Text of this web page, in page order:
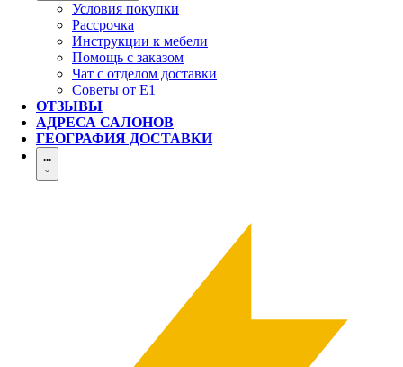
Условия покупки
Рассрочка
Инструкции к мебели
Помощь с заказом
Чат с отделом доставки
Советы от Е1
ОТЗЫВЫ
АДРЕСА САЛОНОВ
ГЕОГРАФИЯ ДОСТАВКИ
...